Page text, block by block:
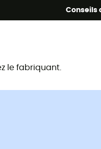
Conseils
le fabriquant.